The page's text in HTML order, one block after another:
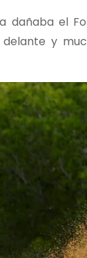
dañaba el
y